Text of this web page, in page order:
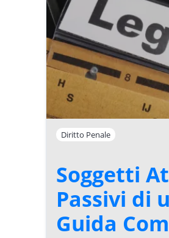
Diritto Penale
Soggetti
Passivi di
Guida